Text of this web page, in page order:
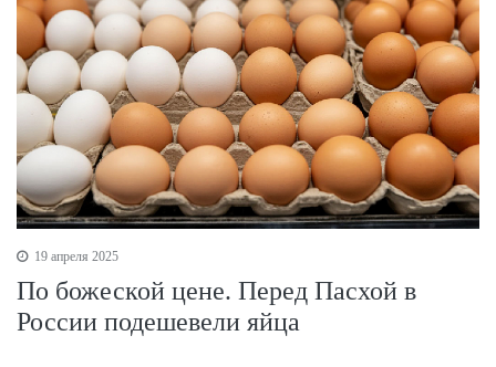
19 апреля 2025
По божеской цене. Перед Пасхой в
России подешевели яйца